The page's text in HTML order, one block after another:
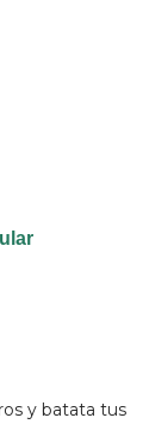
y batata tus